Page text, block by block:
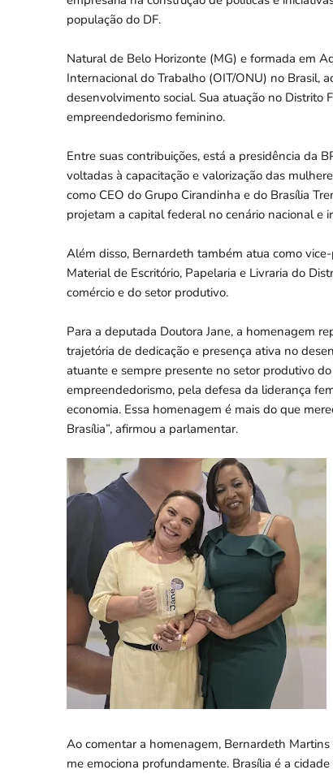
população do DF.
Natural de Belo Horizonte (MG) e formada em
Internacional do Trabalho (OIT/ONU) no Brasil,
desenvolvimento social. Sua atuação no
empreendedorismo feminino.
Entre suas contribuições, está a presidência da
voltadas à capacitação e valorização das
como CEO do Grupo Cirandinha e do Brasília
projetam a capital federal no cenário nacional e
Além disso, Bernardeth também atua como
Material de Escritório, Papelaria e Livraria do
comércio e do setor produtivo.
Para a deputada Doutora Jane, a homenagem
trajetória de dedicação e presença ativa no
atuante e sempre presente no setor produtivo
empreendedorismo, pela defesa da liderança
economia. Essa homenagem é mais do que
Brasília”, afirmou a parlamentar.
Ao comentar a homenagem, Bernardeth
me emociona profundamente. Brasília é a